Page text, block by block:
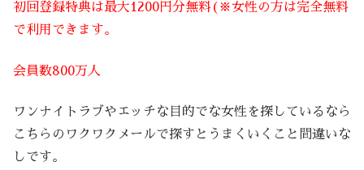
初回登録特典は最大1200円分無料(※女性の方は完全無料
で利用できます。
会員数800万人
ワンナイトラブやエッチな目的でな女性を探しているなら
こちらのワクワクメールで探すとうまくいくこと間違いな
しです。